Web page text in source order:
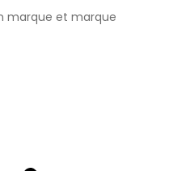
marque et marque